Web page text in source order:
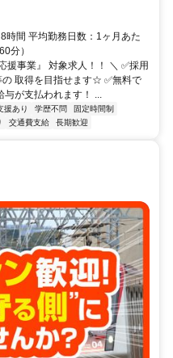
時間 平均勤務日数：1ヶ月あた
分）
援事業』 対象求人！！ ＼ ✅採用
取得を目指せます☆ ✅無料で
与が支払われます！ ...
援あり 学歴不問
固定時間制
交通費支給 長期歓迎